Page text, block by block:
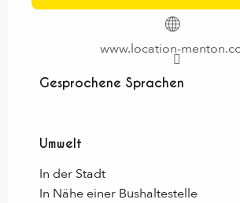
www.location-
Gesprochene Sprachen
Gesprochene Sprachen
Umwelt
Umwelt
In der Stadt
In Nähe einer Bushaltestelle